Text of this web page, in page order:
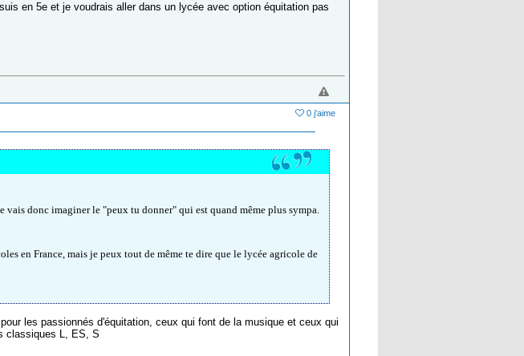
en 5e et je voudrais aller dans un lycée avec option équitation pas
0 j'aime
vais donc imaginer le "peux tu donner" qui est quand même plus sympa.
en France, mais je peux tout de même te dire que le lycée agricole de
les passionnés d'équitation, ceux qui font de la musique et ceux qui
classiques L, ES, S